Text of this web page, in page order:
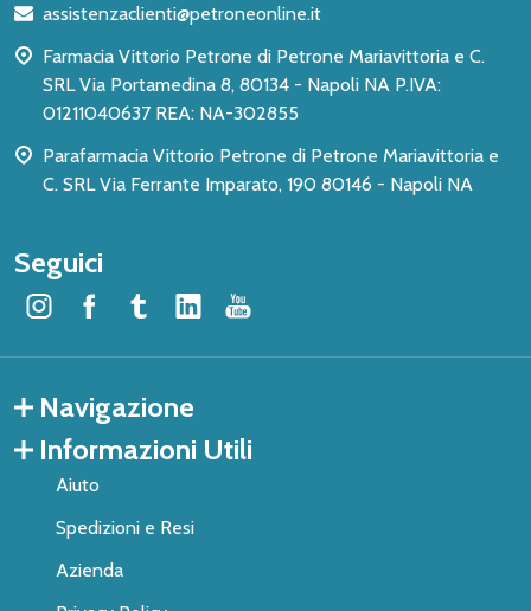
pagina
assistenzaclienti@petroneonline.it
Farmacia Vittorio Petrone di Petrone Mariavittoria e C.
SRL Via Portamedina 8, 80134 - Napoli NA P.IVA:
01211040637 REA: NA-302855
Parafarmacia Vittorio Petrone di Petrone Mariavittoria e
C. SRL Via Ferrante Imparato, 190 80146 - Napoli NA
Seguici
Navigazione
Informazioni Utili
Aiuto
Spedizioni e Resi
Azienda